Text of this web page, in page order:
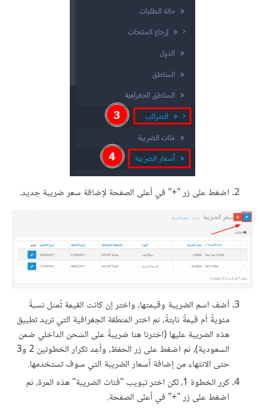
اضغط على زر "+" في أعلى الصفحة لإضافة سعر ضريبة جديد.
أضف اسم الضريبة وقيمتها، واختر إن كانت القيمة تُمثل نسبةً
مئويةً أم قيمةً ثابتةً، ثم اختر المنطقة الجغرافية التي تريد تطبيق
هذه الضريبة عليها (اخترنا هنا ضريبةً على الشحن الداخلي ضمن
السعودية)، ثم اضغط على زر الحفظ، وأَعِد تكرار الخطوتين 2 و3
حتى الانتهاء من إضافة أسعار الضريبة التي سوف تستخدمها.
كرر الخطوة 1، لكن اختر تبويب "فئات الضريبة" هذه المرة، ثم
اضغط على زر "+" في أعلى الصفحة.